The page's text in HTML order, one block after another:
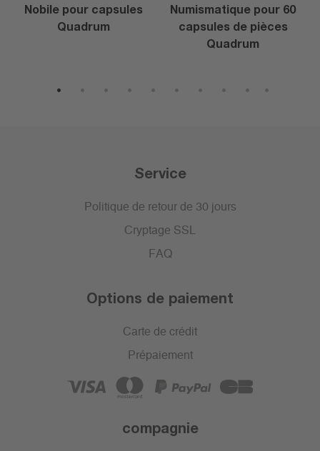
Nobile pour capsules
Quadrum
Numismatique pour 60
capsules de pièces
Quadrum
10
Service
Politique de retour de 30 jours
Cryptage SSL
FAQ
Options de paiement
Carte de crédit
Prépaiement
compagnie